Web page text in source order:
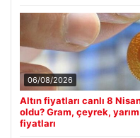
06/08/2026
Altın fiyatları canlı 8
oldu? Gram, çeyrek,
fiyatları